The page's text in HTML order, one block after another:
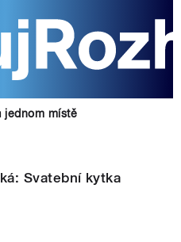
jednom místě
Svatební kytka